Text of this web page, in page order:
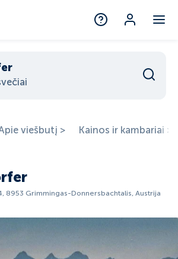
viešbutį > Kainos ir kambariai >
8953 Grimmingas-Donnersbachtalis, Austrija